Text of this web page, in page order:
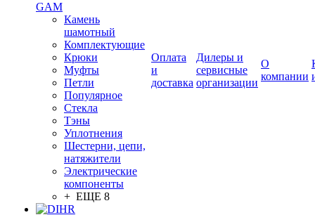
GAM
Камень
шамотный
Комплектующие
Крюки
Муфты
Петли
Популярное
Стекла
Тэны
Уплотнения
Шестерни, цепи,
натяжители
Электрические
компоненты
+ ЕЩЕ 8
Оплата
и
доставка
Дилеры и
сервисные
организации
О
компании